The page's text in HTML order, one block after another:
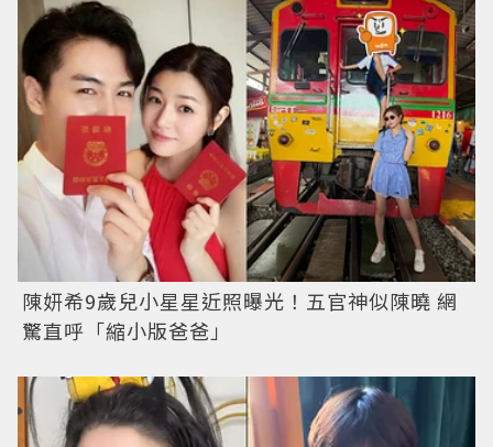
陳妍希9歲兒小星星近照曝光！五官神似陳曉 網
驚直呼「縮小版爸爸」